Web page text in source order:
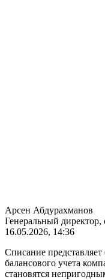
Арсен Абдурахманов
Генеральный
16.05.2026, 14:36
Списание
балансового учета
становятся